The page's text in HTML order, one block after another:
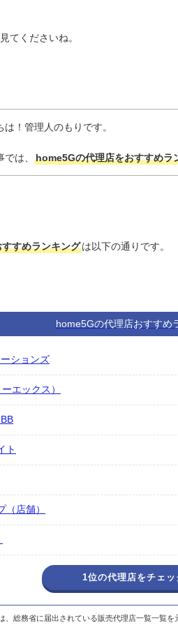
てくださいね。
は！管理人のもりです。
では、 home5Gの代理店をおすすめラ
すめランキングは以下の通りです。
home5Gの代理店おすすめ
ションズ
エックス）
ト
店舗）
1位の代理店をチェッ
総務省に届出されている販売代理店一覧一覧を